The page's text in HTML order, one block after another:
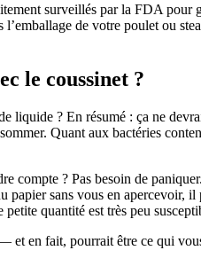
surveillés par la FDA
l’emballage de votre poulet
le coussinet ?
liquide ? En résumé : ça ne
Quant aux bactéries
compte ? Pas besoin de
sans vous en apercevoir,
quantité est très peu
et en fait, pourrait être ce qui